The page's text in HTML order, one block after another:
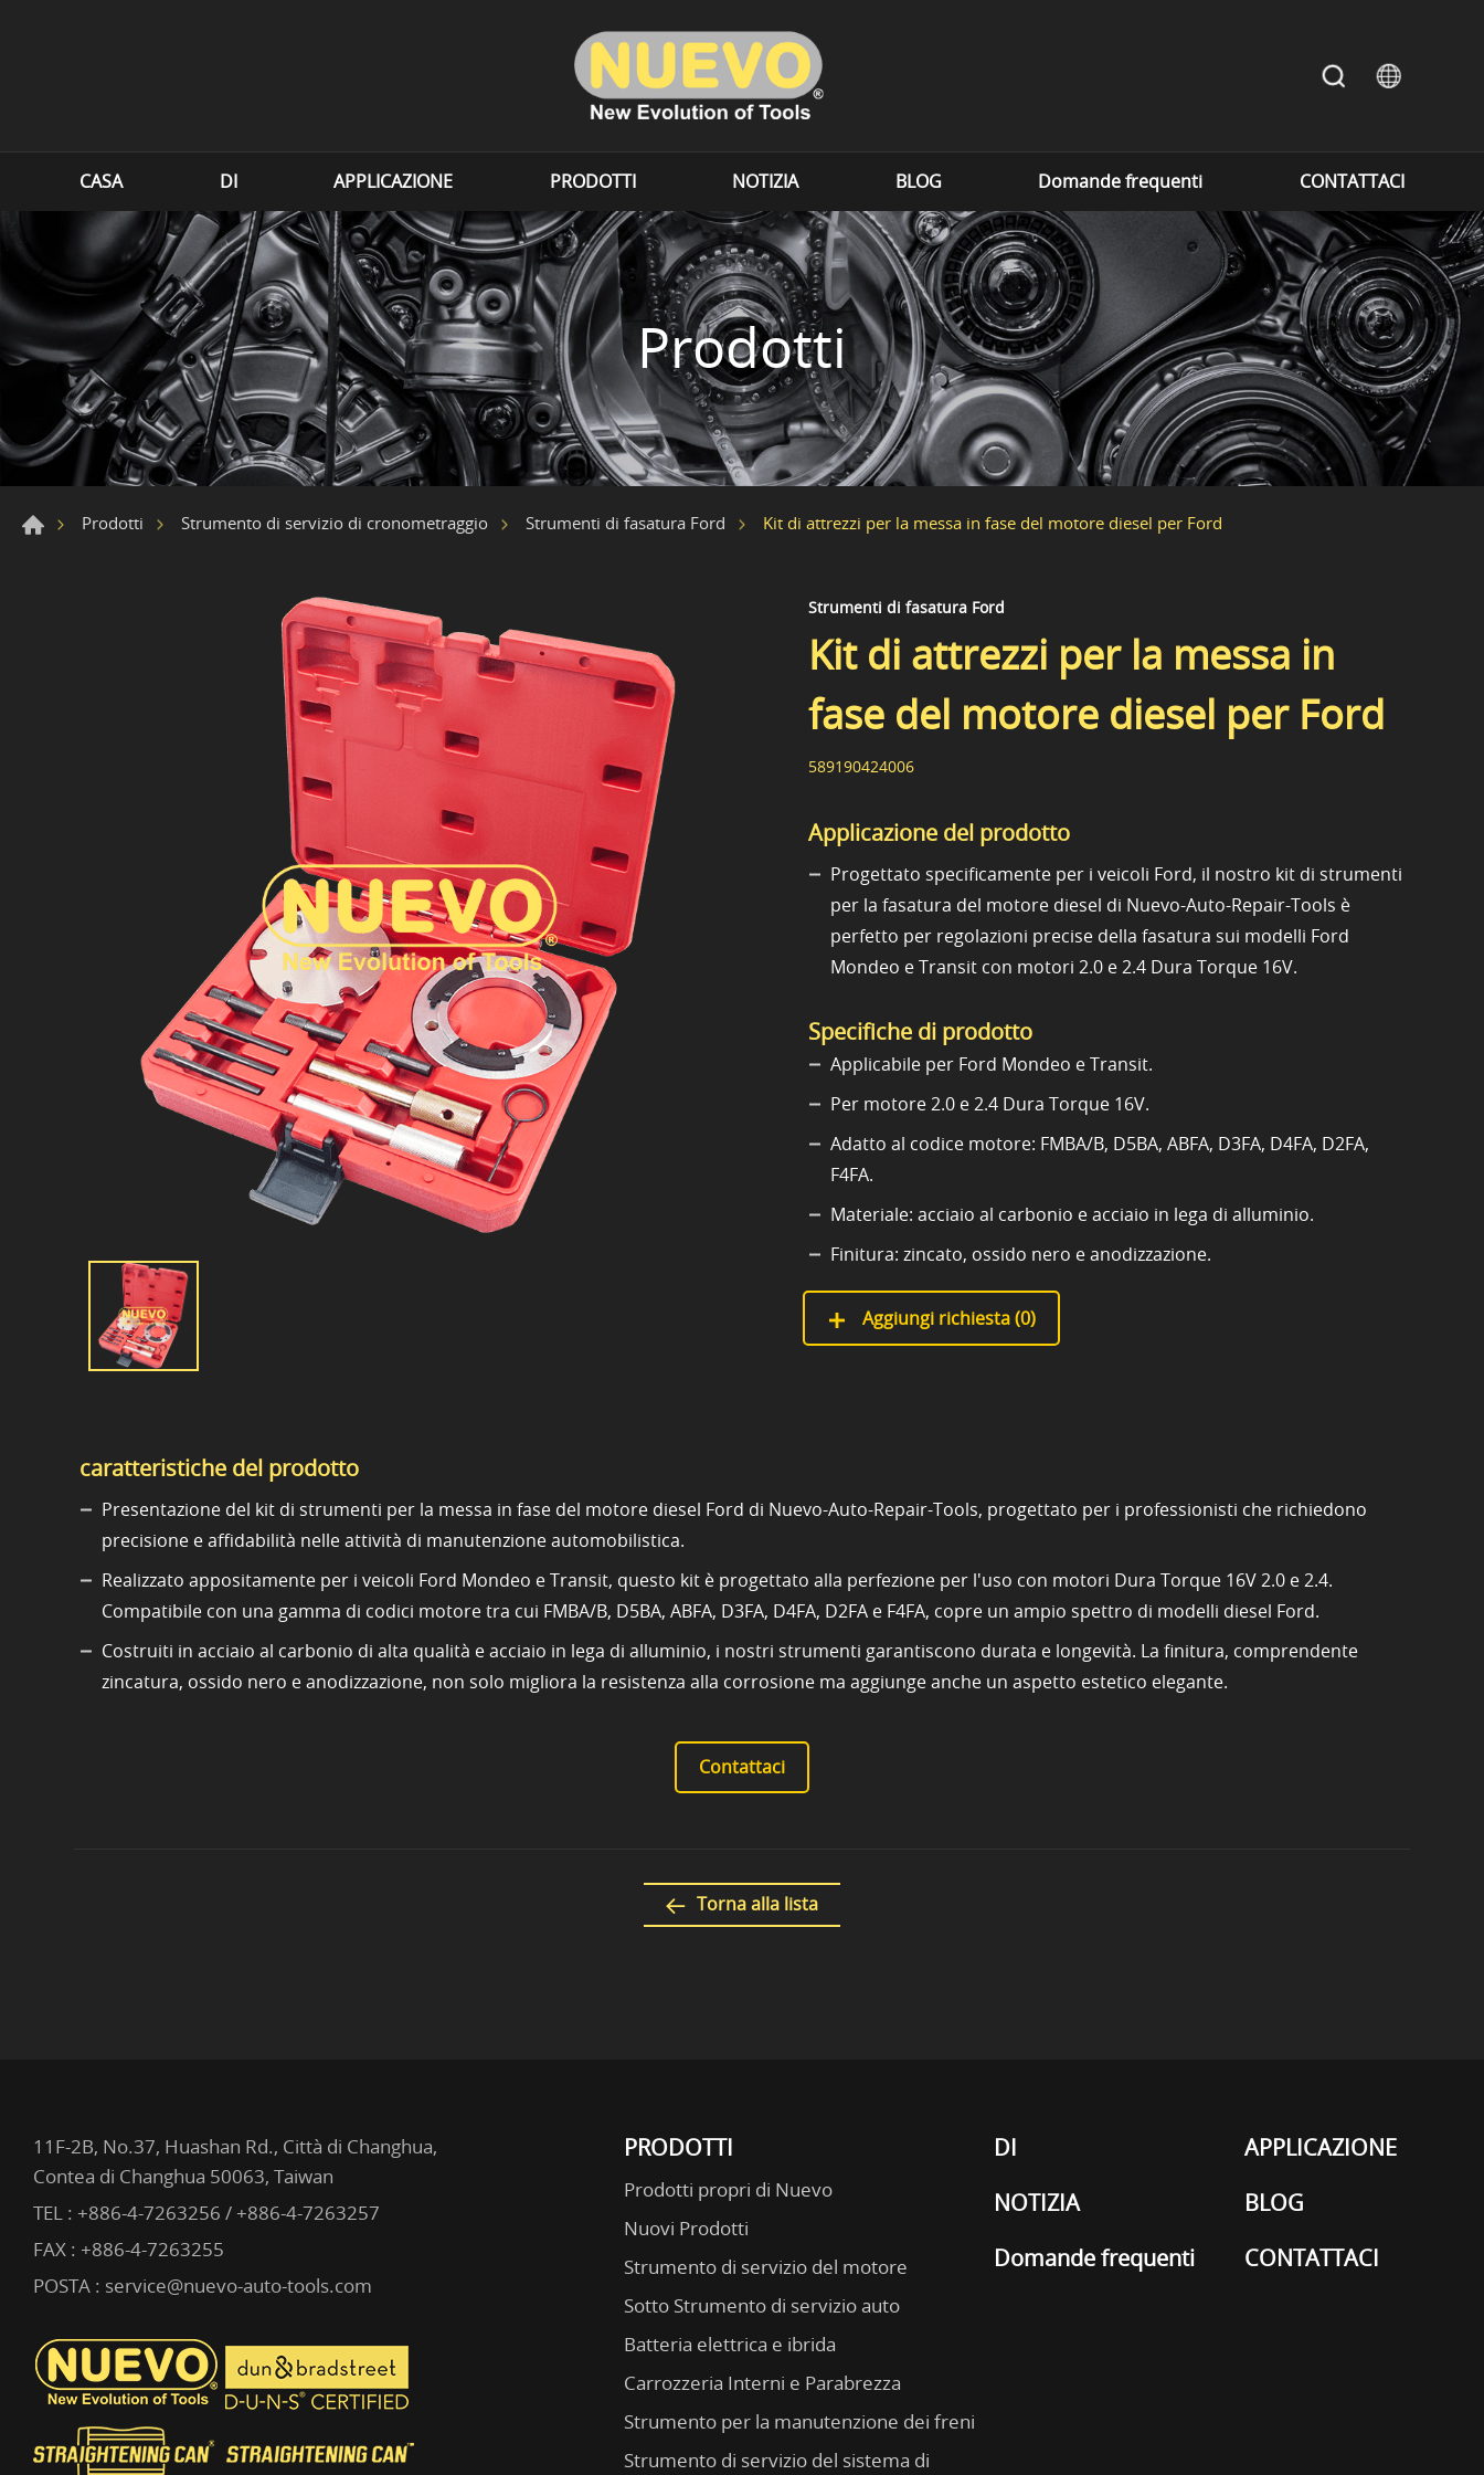
CASA DI APPLICAZIONE PRODOTTI NOTIZIA BLOG Domande frequenti CONTATTACI
Prodotti
Prodotti Strumento di servizio di cronometraggio Strumenti di fasatura Ford Kit di attrezzi per la messa in fase del motore diesel per Ford
Strumenti di fasatura Ford
Kit di attrezzi per la messa in
fase del motore diesel per Ford
589190424006
Applicazione del prodotto
Progettato specificamente per i veicoli Ford, il nostro kit di strumenti
per la fasatura del motore diesel di Nuevo-Auto-Repair-Tools è
perfetto per regolazioni precise della fasatura sui modelli Ford
Mondeo e Transit con motori 2.0 e 2.4 Dura Torque 16V.
Specifiche di prodotto
Applicabile per Ford Mondeo e Transit.
Per motore 2.0 e 2.4 Dura Torque 16V.
Adatto al codice motore: FMBA/B, D5BA, ABFA, D3FA, D4FA, D2FA,
F4FA.
Materiale: acciaio al carbonio e acciaio in lega di alluminio.
Finitura: zincato, ossido nero e anodizzazione.
Aggiungi richiesta (0)
caratteristiche del prodotto
Presentazione del kit di strumenti per la messa in fase del motore diesel Ford di Nuevo-Auto-Repair-Tools, progettato per i professionisti che richiedono
precisione e affidabilità nelle attività di manutenzione automobilistica.
Realizzato appositamente per i veicoli Ford Mondeo e Transit, questo kit è progettato alla perfezione per l'uso con motori Dura Torque 16V 2.0 e 2.4.
Compatibile con una gamma di codici motore tra cui FMBA/B, D5BA, ABFA, D3FA, D4FA, D2FA e F4FA, copre un ampio spettro di modelli diesel Ford.
Costruiti in acciaio al carbonio di alta qualità e acciaio in lega di alluminio, i nostri strumenti garantiscono durata e longevità. La finitura, comprendente
zincatura, ossido nero e anodizzazione, non solo migliora la resistenza alla corrosione ma aggiunge anche un aspetto estetico elegante.
Contattaci
Torna alla lista
PRODOTTI
Prodotti propri di Nuevo
Nuovi Prodotti
Strumento di servizio del motore
Sotto Strumento di servizio auto
Batteria elettrica e ibrida
Carrozzeria Interni e Parabrezza
Strumento per la manutenzione dei freni
Strumento di servizio del sistema di
DI
APPLICAZIONE
NOTIZIA
BLOG
Domande frequenti
CONTATTACI
11F-2B, No.37, Huashan Rd., Città di Changhua,
Contea di Changhua 50063, Taiwan
TEL : +886-4-7263256 / +886-4-7263257
FAX : +886-4-7263255
POSTA : service@nuevo-auto-tools.com